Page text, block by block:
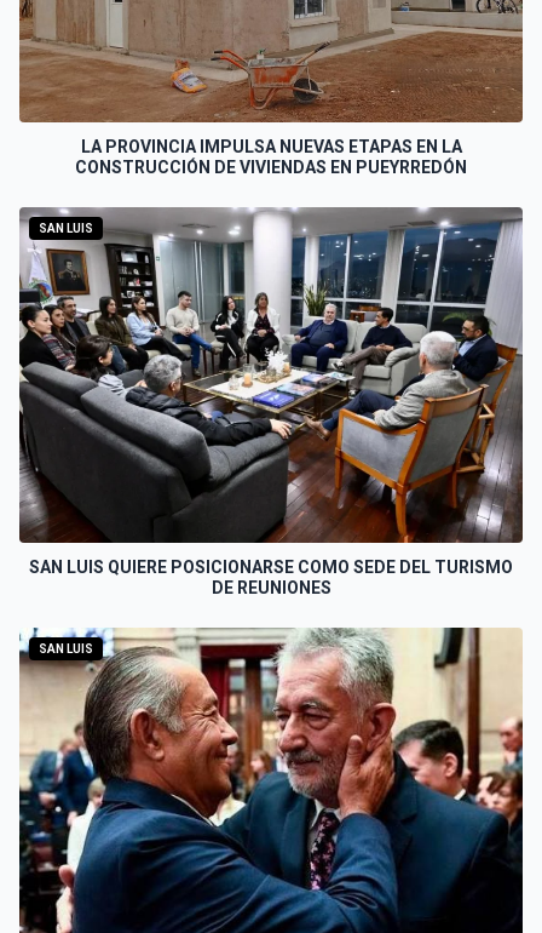
LA PROVINCIA IMPULSA NUEVAS ETAPAS EN LA
CONSTRUCCIÓN DE VIVIENDAS EN PUEYRREDÓN
SAN LUIS
SAN LUIS QUIERE POSICIONARSE COMO SEDE DEL TURISMO
DE REUNIONES
SAN LUIS